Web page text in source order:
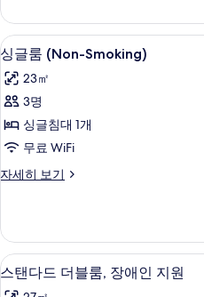
진
모
두
보
기
더
블
룸
자
세
히
기
싱
글
룸
(Non-
Smoking)
사
진
보
기
6
싱글룸 (Non-Smoking)
23㎡
3명
싱글침대 1개
무료 WiFi
자세히 보기
싱
Smoking)
자
세
스
탠
4
스탠다드 더블룸, 장애인 지원